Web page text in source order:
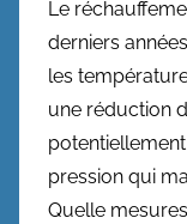
Le
derniers
les
une réduction
pression qui
Quelle